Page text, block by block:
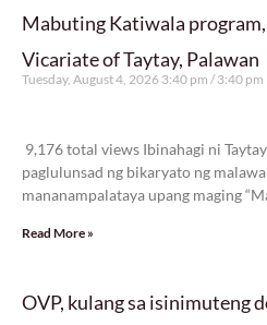
Mabuting Katiwala
Vicariate of Taytay, Palawan
Tuesday, August 4, 2026 3:40 pm 3:40 pm
9,176 total views Ibinahagi ni
paglulunsad ng bikaryato ng
mananampalataya upang maging
Read More »
OVP, kulang sa isinimuteng